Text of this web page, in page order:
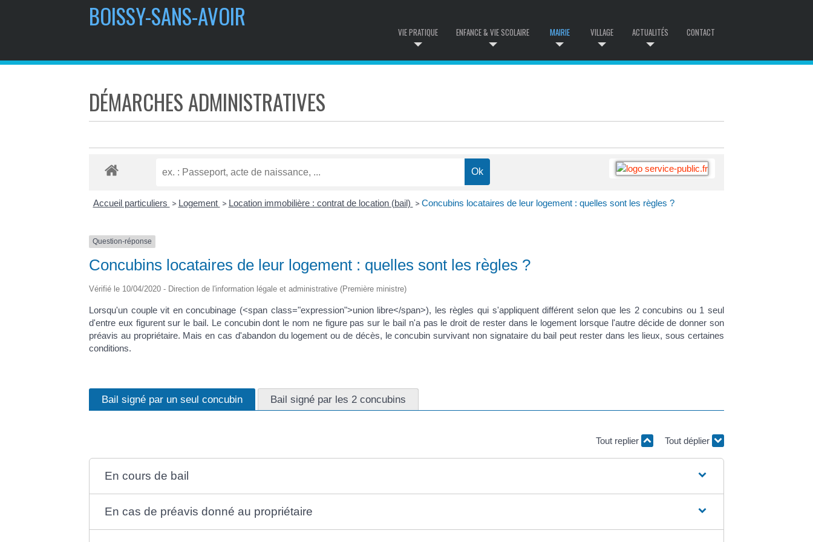
BOISSY-SANS-AVOIR
CONTACT
ACTUALITÉS
VILLAGE
MAIRIE
ENFANCE & VIE SCOLAIRE
VIE PRATIQUE
DÉMARCHES ADMINISTRATIVES
Accueil particuliers > Logement > Location immobilière : contrat de location (bail) > Concubins locataires de leur logement : quelles sont les règles ?
Question-réponse
Concubins locataires de leur logement : quelles sont les règles ?
Vérifié le 10/04/2020 - Direction de l'information légale et administrative (Première ministre)
Lorsqu'un couple vit en concubinage (<span class="expression">union libre</span>), les règles qui s'appliquent différent selon que les 2 concubins ou 1 seul
d'entre eux figurent sur le bail. Le concubin dont le nom ne figure pas sur le bail n'a pas le droit de rester dans le logement lorsque l'autre décide de donner son
préavis au propriétaire. Mais en cas d'abandon du logement ou de décès, le concubin survivant non signataire du bail peut rester dans les lieux, sous certaines
conditions.
Bail signé par un seul concubin Bail signé par les 2 concubins
Tout replier Tout déplier
En cours de bail
En cas de préavis donné au propriétaire